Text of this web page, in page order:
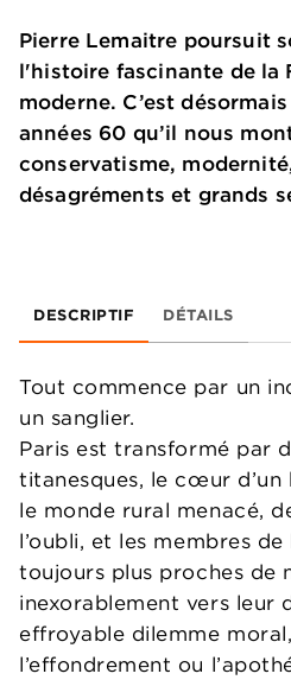
Pierre Lemaitre poursuit
l'histoire fascinante de la
moderne. C’est
années 60 qu’il nous
conservatisme,
désagréments et grands
DESCRIPTIF DÉTAILS
Tout commence par un
un sanglier.
Paris est transformé par
titanesques, le cœur d’un
le monde rural menacé,
l’oubli, et les membres
toujours plus proches de
inexorablement vers leur
effroyable dilemme
l’effondrement ou